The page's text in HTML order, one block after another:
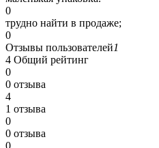
0
трудно найти в продаже;
0
Отзывы пользователей1
4 Общий рейтинг
0
0 отзыва
4
1 отзыва
0
0 отзыва
0